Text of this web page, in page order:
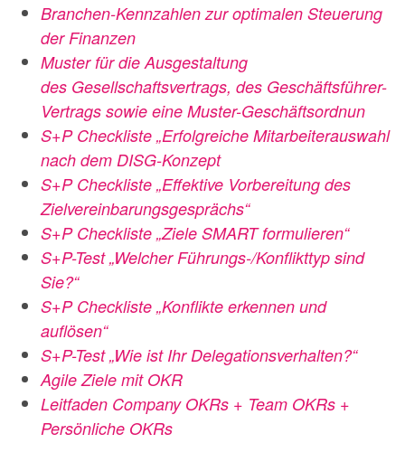
Branchen-Kennzahlen zur optimalen Steuerung
der Finanzen
Muster für die Ausgestaltung
des Gesellschaftsvertrags, des Geschäftsführer-
Vertrags sowie eine Muster-Geschäftsordnun
S+P Checkliste „Erfolgreiche Mitarbeiterauswahl
nach dem DISG-Konzept
S+P Checkliste „Effektive Vorbereitung des
Zielvereinbarungsgesprächs“
S+P Checkliste „Ziele SMART formulieren“
S+P-Test „Welcher Führungs-/Konflikttyp sind
Sie?“
S+P Checkliste „Konflikte erkennen und
auflösen“
S+P-Test „Wie ist Ihr Delegationsverhalten?“
Agile Ziele mit OKR
Leitfaden Company OKRs + Team OKRs +
Persönliche OKRs